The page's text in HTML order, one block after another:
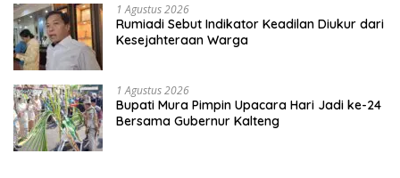
1 Agustus 2026
Rumiadi Sebut Indikator Keadilan Diukur dari
Kesejahteraan Warga
1 Agustus 2026
Bupati Mura Pimpin Upacara Hari Jadi ke-24
Bersama Gubernur Kalteng